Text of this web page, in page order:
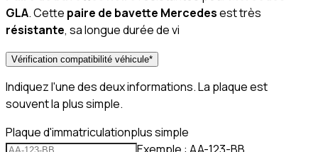
GLA. Cette paire de bavette Mercedesest très
résistante, sa longue durée de vi
Vérification compatibilité véhicule*
Indiquez l'une des deux informations. La plaque est
souvent la plus simple.
Plaque d'immatriculationplus simple